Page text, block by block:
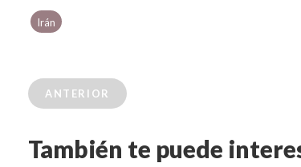
Irán
ANTERIOR
También te puede